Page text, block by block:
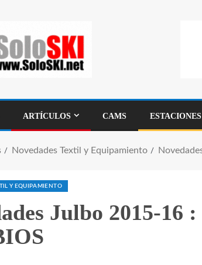
ARTÍCULOS CAMS ESTACIONES
Novedades Textil y Equipamiento
Y EQUIPAMIENTO
Julbo 2015-16